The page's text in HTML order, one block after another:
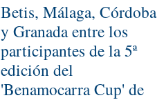
Betis, Málaga, Córdoba
y Granada entre los
participantes de la 5ª
edición del
'Benamocarra Cup' de